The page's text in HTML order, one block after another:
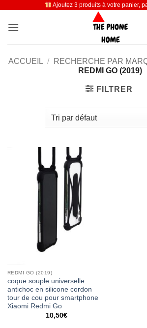
contenu
Ajoutez 3 produits à votre panier,
ACCUEIL / RECHERCHE PAR
REDMI GO (2019)
FILTRER
REDMI GO (2019)
coque souple universelle
antichoc en silicone cordon
tour de cou pour smartphone
Xiaomi Redmi Go
10,50€